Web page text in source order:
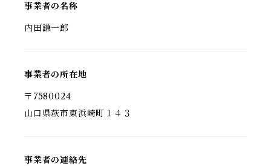
事業者の名称
内田謙一郎
事業者の所在地
〒7580024
山口県萩市東浜崎町１４３
事業者の連絡先